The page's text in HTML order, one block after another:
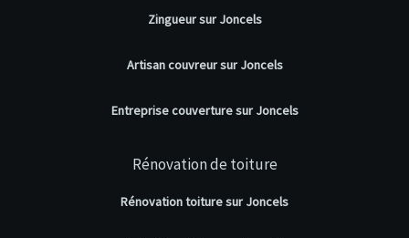
Zingueur sur Joncels
Artisan couvreur sur Joncels
Entreprise couverture sur Joncels
Rénovation de toiture
Rénovation toiture sur Joncels